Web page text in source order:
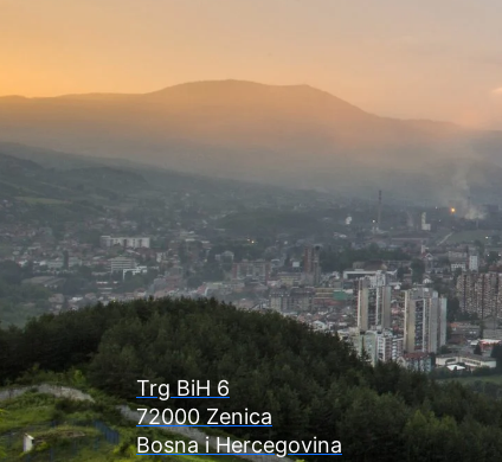
Trg BiH 6
72000 Zenica
Bosna i Hercegovina